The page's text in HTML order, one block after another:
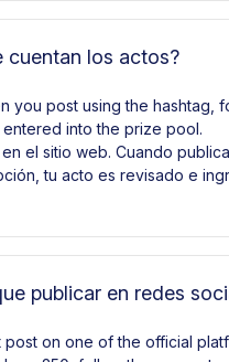
cuentan los actos?
you post using the hashtag,
into the prize pool.
el sitio web. Cuando
tu acto es revisado e
publicar en redes
on one of the official